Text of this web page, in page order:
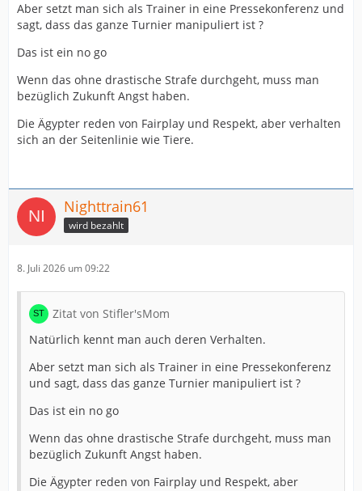
Aber setzt man sich als Trainer in eine Pressekonferenz und
sagt, dass das ganze Turnier manipuliert ist ?
Das ist ein no go
Wenn das ohne drastische Strafe durchgeht, muss man
bezüglich Zukunft Angst haben.
Die Ägypter reden von Fairplay und Respekt, aber verhalten
sich an der Seitenlinie wie Tiere.
Nighttrain61
wird bezahlt
8. Juli 2026 um 09:22
Zitat von Stifler'sMom
Natürlich kennt man auch deren Verhalten.
Aber setzt man sich als Trainer in eine Pressekonferenz
und sagt, dass das ganze Turnier manipuliert ist ?
Das ist ein no go
Wenn das ohne drastische Strafe durchgeht, muss man
bezüglich Zukunft Angst haben.
Die Ägypter reden von Fairplay und Respekt, aber